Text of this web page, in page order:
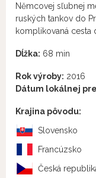
Němcovej sľubnej
ruských tankov do
komplikovaná cesta
Dĺžka: 68 min
Rok výroby: 2016
Dátum lokálnej
Krajina pôvodu:
Slovensko
Francúzsko
Česká